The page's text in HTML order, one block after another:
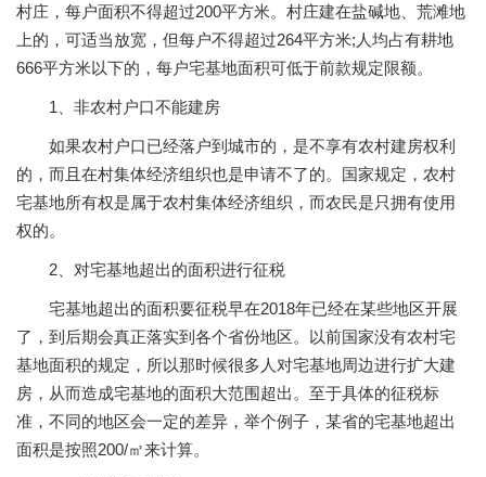
村庄，每户面积不得超过200平方米。村庄建在盐碱地、荒滩地
上的，可适当放宽，但每户不得超过264平方米;人均占有耕地
666平方米以下的，每户宅基地面积可低于前款规定限额。
1、非农村户口不能建房
如果农村户口已经落户到城市的，是不享有农村建房权利
的，而且在村集体经济组织也是申请不了的。国家规定，农村
宅基地所有权是属于农村集体经济组织，而农民是只拥有使用
权的。
2、对宅基地超出的面积进行征税
宅基地超出的面积要征税早在2018年已经在某些地区开展
了，到后期会真正落实到各个省份地区。以前国家没有农村宅
基地面积的规定，所以那时候很多人对宅基地周边进行扩大建
房，从而造成宅基地的面积大范围超出。至于具体的征税标
准，不同的地区会一定的差异，举个例子，某省的宅基地超出
面积是按照200/㎡来计算。